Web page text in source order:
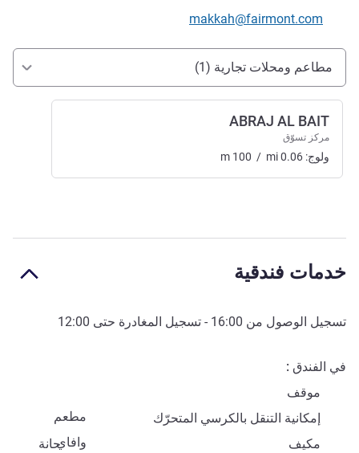
تواصل معنا عبر البريد الإلكتروني
makkah@fairmont.com
الوصول والتنقل
مطاعم ومحلات تجارية (1)
ABRAJ AL BAIT
مركز تسوّق
ولوج: m 100 / mi0.06
خدمات فندقية
تسجيل الوصول من 16:00 - تسجيل المغادرة حتى 12:00
في الفندق
موقف
مطعم
إمكانية التنقل بالكرسي المتحرّك
وافاي
مكيف
حانة